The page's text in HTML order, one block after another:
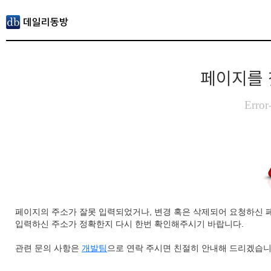
페이지를
페이지의 주소가 잘못 입력되었거나, 변경 혹은 삭제되어 요청하신
입력하신 주소가 정확한지 다시 한번 확인해주시기 바랍니다.
관련 문의 사항은 개발팀 으로 연락 주시면 친절히 안내해 드리겠습